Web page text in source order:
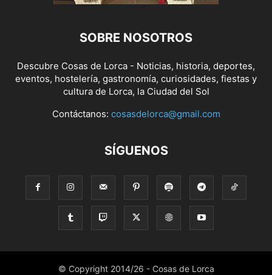
SOBRE NOSOTROS
Descubre Cosas de Lorca - Noticias, historia, deportes,
eventos, hostelería, gastronomía, curiosidades, fiestas y
cultura de Lorca, la Ciudad del Sol
Contáctanos: cosasdelorca@gmail.com
SÍGUENOS
© Copyright 2014/26 - Cosas de Lorca